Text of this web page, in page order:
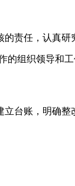
的责任，认真
的组织领导和
台账，明确整